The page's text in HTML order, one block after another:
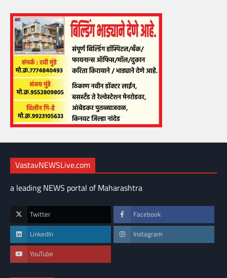
VastavNEWSLive.com
a leading NEWS portal of Maharashtra
Twitter Facebook
LinkedIn Instagram
YouTube